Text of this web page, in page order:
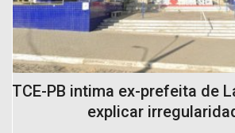
TCE-PB intima ex-prefeita de
explicar